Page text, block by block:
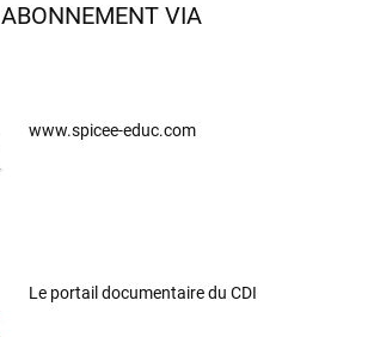
ABONNEMENT VIA
www.spicee-educ.com
Le portail documentaire du CDI